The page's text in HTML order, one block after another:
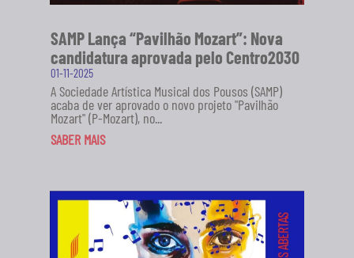
SAMP Lança “Pavilhão Mozart”: Nova
candidatura aprovada pelo Centro2030
01-11-2025
A Sociedade Artística Musical dos Pousos (SAMP)
acaba de ver aprovado o novo projeto "Pavilhão
Mozart" (P-Mozart), no...
SABER MAIS